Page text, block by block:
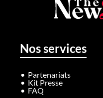
Nos services
Partenariats
Kit Presse
FAQ